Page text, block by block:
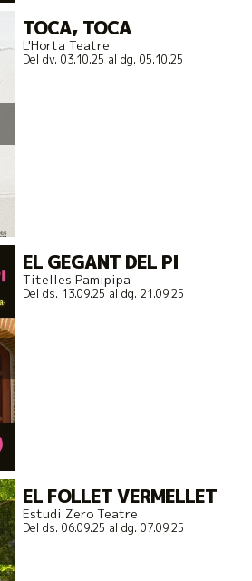
TOCA, TOCA
L'Horta Teatre
Del dv. 03.10.25 al dg. 05.10.25
EL GEGANT DEL PI
Titelles Pamipipa
Del ds. 13.09.25 al dg. 21.09.25
EL FOLLET VERMELLET
Estudi Zero Teatre
Del ds. 06.09.25 al dg. 07.09.25